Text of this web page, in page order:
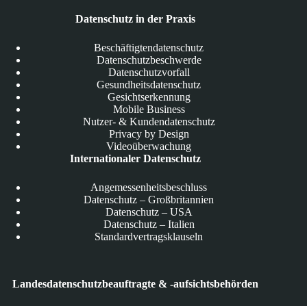
Datenschutz in der Praxis
Beschäftigtendatenschutz
Datenschutzbeschwerde
Datenschutzvorfall
Gesundheitsdatenschutz
Gesichtserkennung
Mobile Business
Nutzer- & Kundendatenschutz
Privacy by Design
Videoüberwachung
Internationaler Datenschutz
Angemessenheitsbeschluss
Datenschutz – Großbritannien
Datenschutz – USA
Datenschutz – Italien
Standardvertragsklauseln
Landesdatenschutzbeauftragte & -aufsichtsbehörden